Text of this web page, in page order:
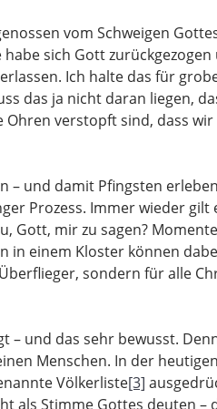
vom Schweigen
sich Gott zurückgezogen
Ich halte das für
das ja nicht daran liegen,
verstopft sind, dass
– und damit Pfingsten
Prozess. Immer wieder gilt
Gott, mir zu sagen?
in einem Kloster können
sondern für alle
– und das sehr bewusst.
Menschen. In der
Völkerliste[3]
als Stimme Gottes deuten –